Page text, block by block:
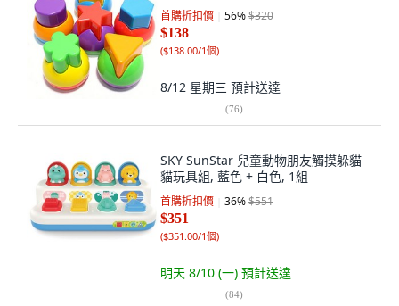
首購折扣價 56%$320
$138
($138.00/1個)
8/12 星期三 預計送達
(76)
SKY SunStar 兒童動物朋友觸摸躲貓
貓玩具組, 藍色 + 白色, 1組
首購折扣價 36%$551
$351
($351.00/1個)
明天 8/10 (一) 預計送達
(84)